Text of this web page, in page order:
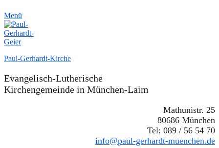
Menü
Paul-Gerhardt-Kirche
Evangelisch-Lutherische
Kirchengemeinde in München-Laim
Mathunistr. 25
80686 München
Tel: 089 / 56 54 70
info@paul-gerhardt-muenchen.de